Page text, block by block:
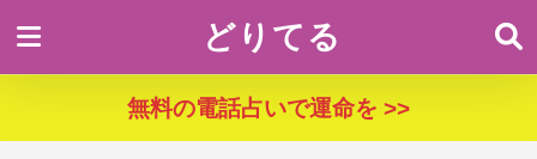
どりてる
無料の電話占いで運命を >>